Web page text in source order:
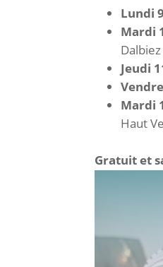
Lundi
Mardi
Dalbiez
Jeudi
Mardi
Haut
Gratuit et